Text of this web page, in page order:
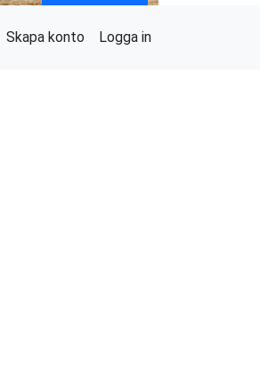
Skapa konto Logga in